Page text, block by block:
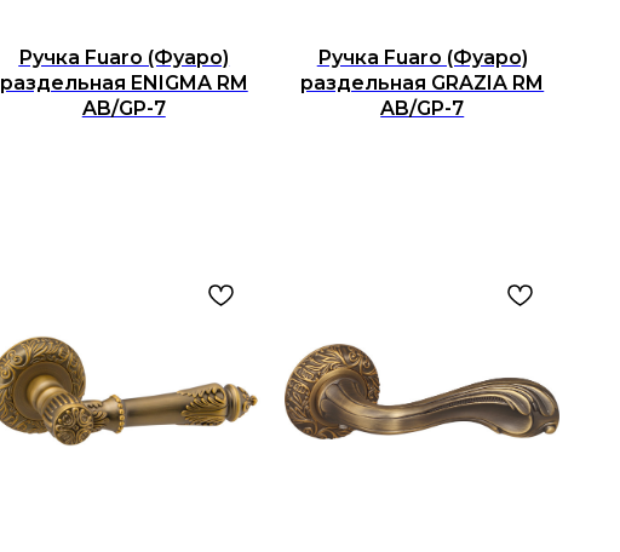
Ручка Fuaro (Фуаро)
раздельная ENIGMA RM
AB/GP-7
Ручка Fuaro (Фуаро)
раздельная GRAZIA RM
AB/GP-7